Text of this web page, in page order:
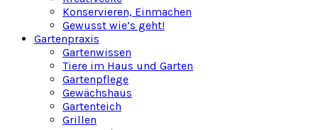
Konservieren, Einmachen
Gewusst wie’s geht!
Gartenpraxis
Gartenwissen
Tiere im Haus und Garten
Gartenpflege
Gewächshaus
Gartenteich
Grillen